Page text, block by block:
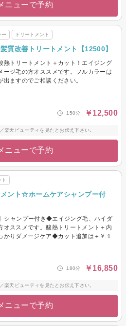
ニューで予約
ー トリートメント
質改善トリートメント【12500】
熱トリートメント＋カット！エイジング
ージ毛の方オススメです。フルカラーは
出ますのでご相談ください。
150分 ￥12,500
楽天ビューティを見たとお伝え下さい。
ニューで予約
ト
ント☆ホームケアシャンプー付
シャンプー付き◆エイジング毛、ハイダ
オススメです。酸熱トリートメント＋内
かりダメージケア◆カット追加は＋￥１
180分 ￥16,850
楽天ビューティを見たとお伝え下さい。
ニューで予約